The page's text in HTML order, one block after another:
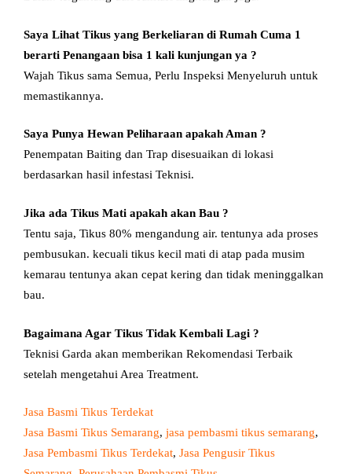
Saya Lihat Tikus yang Berkeliaran di Rumah Cuma 1
berarti Penangaan bisa 1 kali kunjungan ya ?
Wajah Tikus sama Semua, Perlu Inspeksi Menyeluruh untuk
memastikannya.
Saya Punya Hewan Peliharaan apakah Aman ?
Penempatan Baiting dan Trap disesuaikan di lokasi
berdasarkan hasil infestasi Teknisi.
Jika ada Tikus Mati apakah akan Bau ?
Tentu saja, Tikus 80% mengandung air. tentunya ada proses
pembusukan. kecuali tikus kecil mati di atap pada musim
kemarau tentunya akan cepat kering dan tidak meninggalkan
bau.
Bagaimana Agar Tikus Tidak Kembali Lagi ?
Teknisi Garda akan memberikan Rekomendasi Terbaik
setelah mengetahui Area Treatment.
Jasa Basmi Tikus Terdekat
Jasa Basmi Tikus Semarang, jasa pembasmi tikus semarang
Jasa Pembasmi Tikus Terdekat, Jasa Pengusir Tikus